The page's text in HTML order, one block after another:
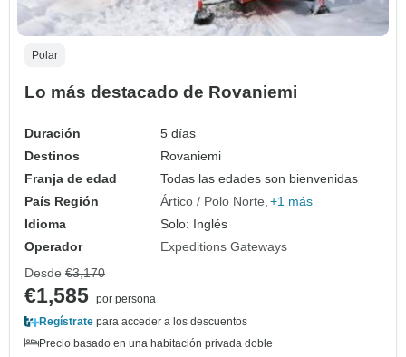
Polar
Lo más destacado de Rovaniemi
Duración
5 días
Destinos
Rovaniemi
Franja de edad
Todas las edades son bienvenidas
País Región
Ártico / Polo Norte +1 más
Idioma
Solo: Inglés
Operador
Expeditions Gateways
Desde €3,170
€1,585 por persona
Regístrate para acceder a los descuentos
Precio basado en una habitación privada doble